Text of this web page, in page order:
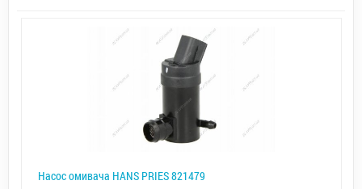
Насос омивача HANS PRIES 821479